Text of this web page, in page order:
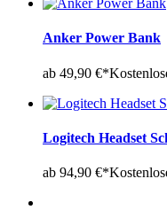
Anker Power Bank
ab 49,90 €*
Logitech Headset
ab 94,90 €*